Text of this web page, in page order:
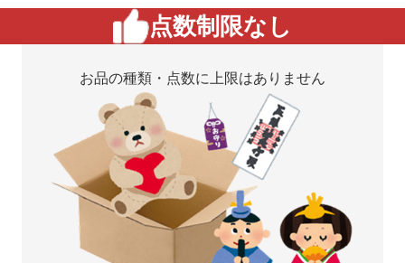
点数制限なし
お品の種類・点数に上限はありません